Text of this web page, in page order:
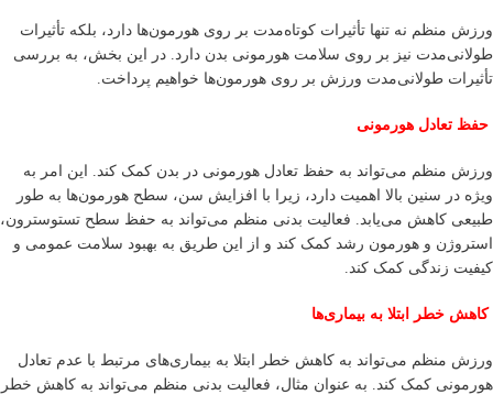
ورزش منظم نه تنها تأثیرات کوتاه‌مدت بر روی هورمون‌ها دارد، بلکه تأثیرات
طولانی‌مدت نیز بر روی سلامت هورمونی بدن دارد. در این بخش، به بررسی
تأثیرات طولانی‌مدت ورزش بر روی هورمون‌ها خواهیم پرداخت.
حفظ تعادل هورمونی
ورزش منظم می‌تواند به حفظ تعادل هورمونی در بدن کمک کند. این امر به
ویژه در سنین بالا اهمیت دارد، زیرا با افزایش سن، سطح هورمون‌ها به طور
طبیعی کاهش می‌یابد. فعالیت بدنی منظم می‌تواند به حفظ سطح تستوسترون،
استروژن و هورمون رشد کمک کند و از این طریق به بهبود سلامت عمومی و
کیفیت زندگی کمک کند.
کاهش خطر ابتلا به بیماری‌ها
ورزش منظم می‌تواند به کاهش خطر ابتلا به بیماری‌های مرتبط با عدم تعادل
هورمونی کمک کند. به عنوان مثال، فعالیت بدنی منظم می‌تواند به کاهش خطر